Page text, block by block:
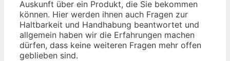
Auskunft über ein Produkt, die Sie bekommen
können. Hier werden ihnen auch Fragen zur
Haltbarkeit und Handhabung beantwortet und
allgemein haben wir die Erfahrungen machen
dürfen, dass keine weiteren Fragen mehr offen
geblieben sind.